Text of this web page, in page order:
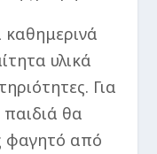
υλικά
Για
θα
φαγητό από